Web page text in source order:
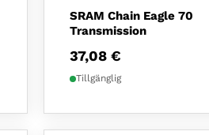
SRAM Chain Eagle 70
Transmission
37,08€
Tillgänglig